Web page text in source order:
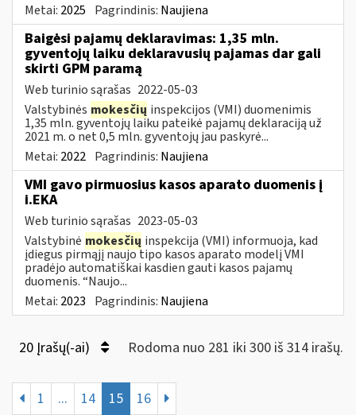
Metai: 2025 Pagrindinis: Naujiena
Baigėsi pajamų deklaravimas: 1,35 mln.
gyventojų laiku deklaravusių pajamas dar gali
skirti GPM paramą
Web turinio sąrašas 2022-05-03
Valstybinės mokesčių inspekcijos (VMI) duomenimis
1,35 mln. gyventojų laiku pateikė pajamų deklaraciją už
2021 m. o net 0,5 mln. gyventojų jau paskyrė...
Metai: 2022 Pagrindinis: Naujiena
VMI gavo pirmuosius kasos aparato duomenis į
i.EKA
Web turinio sąrašas 2023-05-03
Valstybinė mokesčių inspekcija (VMI) informuoja, kad
įdiegus pirmąjį naujo tipo kasos aparato modelį VMI
pradėjo automatiškai kasdien gauti kasos pajamų
duomenis. “Naujo...
Metai: 2023 Pagrindinis: Naujiena
20 Įrašų(-ai) Rodoma nuo 281 iki 300 iš 314 irašų.
1 ... 14 15 16